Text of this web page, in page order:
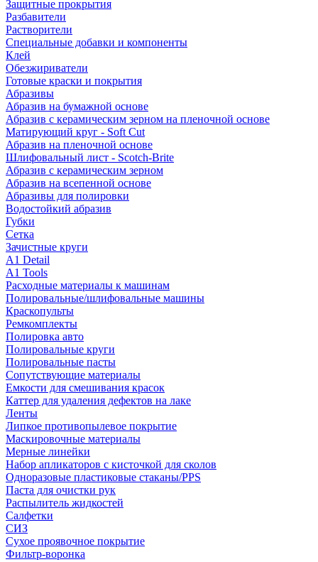
Защитные прокрытия
Разбавители
Растворители
Специальные добавки и компоненты
Клей
Обезжириватели
Готовые краски и покрытия
Абразивы
Абразив на бумажной основе
Абразив с керамическим зерном на пленочной основе
Матирующий круг - Soft Cut
Абразив на пленочной основе
Шлифовальный лист - Scotch-Brite
Абразив с керамическим зерном
Абразив на всепенной основе
Абразивы для полировки
Водостойкий абразив
Губки
Сетка
Зачистные круги
A1 Detail
A1 Tools
Расходные материалы к машинам
Полировальные/шлифовальные машины
Краскопульты
Ремкомплекты
Полировка авто
Полировальные круги
Полировальные пасты
Сопутствующие материалы
Емкости для смешивания красок
Каттер для удаления дефектов на лаке
Ленты
Липкое противопылевое покрытие
Маскировочные материалы
Мерные линейки
Набор апликаторов с кисточкой для сколов
Одноразовые пластиковые стаканы/PPS
Паста для очистки рук
Распылитель жидкостей
Салфетки
СИЗ
Сухое проявочное покрытие
Фильтр-воронка